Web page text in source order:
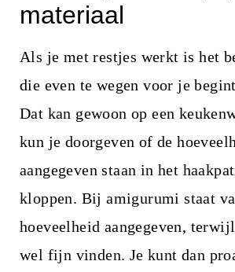
materiaal
Als je met restjes werkt is het
die even te wegen voor je
Dat kan gewoon op een
kun je doorgeven of de
aangegeven staan in het
kloppen. Bij amigurumi staat
hoeveelheid aangegeven,
wel fijn vinden. Je kunt dan